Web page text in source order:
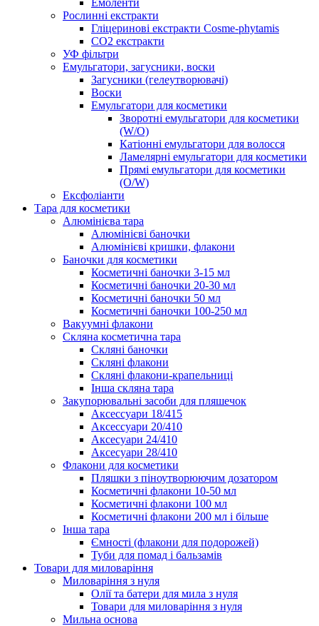
Емоленти
Рослинні екстракти
Гліцеринові екстракти Cosme-phytamis
СО2 екстракти
УФ фільтри
Емульгатори, загусники, воски
Загусники (гелеутворювачі)
Воски
Емульгатори для косметики
Зворотні емульгатори для косметики
(W/O)
Катіонні емульгатори для волосся
Ламелярні емульгатори для косметики
Прямі емульгатори для косметики
(O/W)
Ексфоліанти
Тара для косметики
Алюмінієва тара
Алюмінієві баночки
Алюмінієві кришки, флакони
Баночки для косметики
Косметичні баночки 3-15 мл
Косметичні баночки 20-30 мл
Косметичні баночки 50 мл
Косметичні баночки 100-250 мл
Вакуумні флакони
Скляна косметична тара
Скляні баночки
Скляні флакони
Скляні флакони-крапельниці
Інша скляна тара
Закупорювальні засоби для пляшечок
Аксессуари 18/415
Аксессуари 20/410
Аксесуари 24/410
Аксесуари 28/410
Флакони для косметики
Пляшки з піноутворюючим дозатором
Косметичні флакони 10-50 мл
Косметичні флакони 100 мл
Косметичні флакони 200 мл і більше
Інша тара
Ємності (флакони для подорожей)
Туби для помад і бальзамів
Товари для миловаріння
Миловаріння з нуля
Олії та батери для мила з нуля
Товари для миловаріння з нуля
Мильна основа